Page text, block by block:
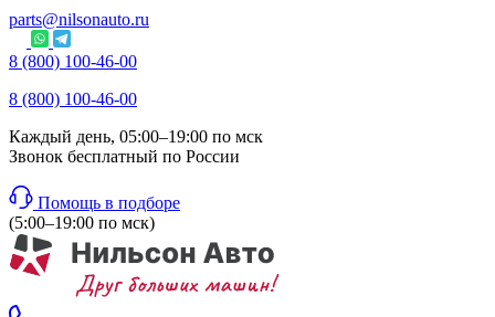
parts@nilsonauto.ru
8 (800) 100-46-00
8 (800) 100-46-00
Каждый день, 05:00–19:00 по мск
Звонок бесплатный по России
Помощь в подборе
(5:00–19:00 по мск)